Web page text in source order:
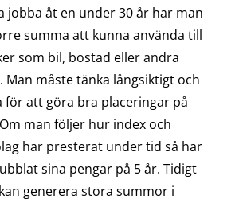
jobba åt en under 30 år har man
summa att kunna använda till
som bil, bostad eller andra
Man måste tänka långsiktigt och
för att göra bra placeringar på
man följer hur index och
har presterat under tid så har
sina pengar på 5 år. Tidigt
generera stora summor i